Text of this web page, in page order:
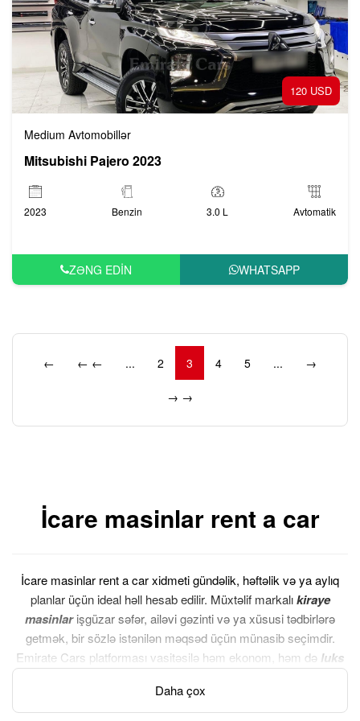
120 USD
Medium Avtomobillər
Mitsubishi Pajero 2023
2023 Benzin 3.0 L Avtomatik
ZƏNG EDIN WHATSAPP
← ← ← ... 2 3 4 5 ... →
→ →
İcare masinlar rent a car
İcare masinlar rent a car xidmeti gündəlik, həftəlik və ya aylıq
planlar üçün ideal həll hesab edilir. Müxtəlif markalıkiraye
masinlarişgüzar səfər, ailəvi gəzinti və ya xüsusi tədbirlərə
getmək, bir sözlə istənilən məqsəd üçün münasib seçimdir.
Emirate Cars platforması vasitəsilə həm ekonom, həm də luks
götürülə bilər. Geniş seçim imkanı, şəffaf qiymətlər və asan
qaydalar sayəsində rent a car baku xidmətindən istifadə etmək
Daha çox